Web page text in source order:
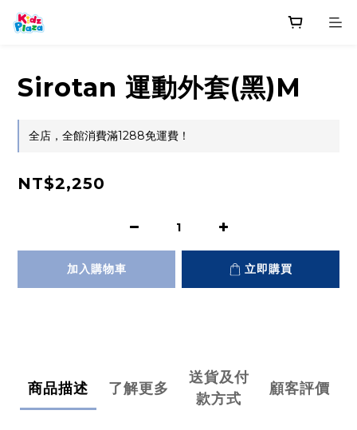
Sirotan 運動外套(黑)M
全店，全館消費滿1288免運費！
NT$2,250
加入購物車 立即購買
商品描述 了解更多
送貨及付
款方式
顧客評價